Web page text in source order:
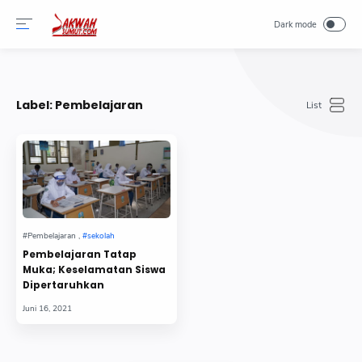
Label: Pembelajaran
Pembelajaran Tatap
Muka; Keselamatan Siswa
Dipertaruhkan